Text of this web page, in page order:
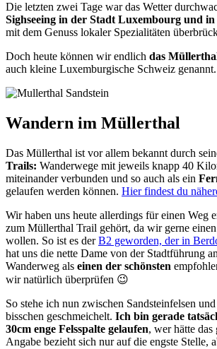
Die letzten zwei Tage war das Wetter
Sighseeing in der Stadt Luxembourg und
mit dem Genuss lokaler Spezialitäten
Doch heute können wir endlich das
auch kleine Luxemburgische Schweiz genannt.
Wandern im Müllerthal
Das Müllerthal ist vor allem bekannt durch
Trails: Wanderwege mit jeweils knapp 40
miteinander verbunden und so auch als ein
gelaufen werden können. Hier findest du
Wir haben uns heute allerdings für einen Weg
zum Müllerthal Trail gehört, da wir gerne
wollen. So ist es derB2 geworden, der in
hat uns die nette Dame von der Stadtführung
Wanderweg als einen der schönsten
wir natürlich überprüfen 😉
So stehe ich nun zwischen Sandsteinfelsen
bisschen geschmeichelt. Ich bin gerade
30cm enge Felsspalte gelaufen, wer hätte
Angabe bezieht sich nur auf die engste Stelle,